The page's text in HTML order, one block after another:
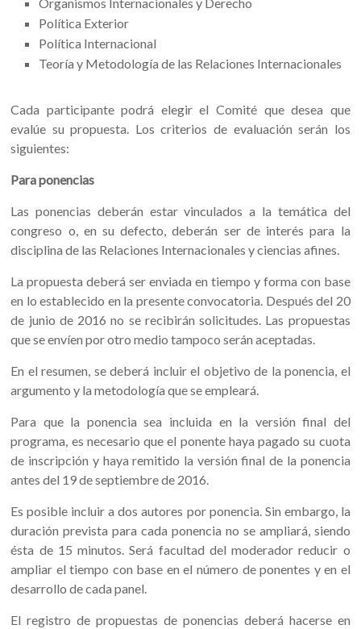
Organismos Internacionales y Derecho
Política Exterior
Política Internacional
Teoría y Metodología de las Relaciones Internacionales
Cada participante podrá elegir el Comité que desea que
evalúe su propuesta. Los criterios de evaluación serán los
siguientes:
Para ponencias
Las ponencias deberán estar vinculados a la temática del
congreso o, en su defecto, deberán ser de interés para la
disciplina de las Relaciones Internacionales y ciencias afines.
La propuesta deberá ser enviada en tiempo y forma con base
en lo establecido en la presente convocatoria. Después del 20
de junio de 2016 no se recibirán solicitudes. Las propuestas
que se envíen por otro medio tampoco serán aceptadas.
En el resumen, se deberá incluir el objetivo de la ponencia, el
argumento y la metodología que se empleará.
Para que la ponencia sea incluida en la versión final del
programa, es necesario que el ponente haya pagado su cuota
de inscripción y haya remitido la versión final de la ponencia
antes del 19 de septiembre de 2016.
Es posible incluir a dos autores por ponencia. Sin embargo, la
duración prevista para cada ponencia no se ampliará, siendo
ésta de 15 minutos. Será facultad del moderador reducir o
ampliar el tiempo con base en el número de ponentes y en el
desarrollo de cada panel.
El registro de propuestas de ponencias deberá hacerse en